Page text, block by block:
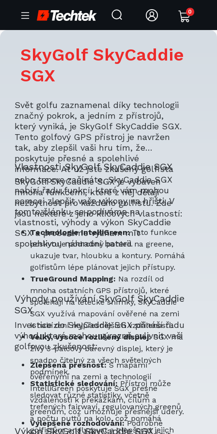
0
SkyGolf SkyCaddie
SGX
Svět golfu zaznamenal díky technologii
značný pokrok, a jedním z přístrojů,
který vyniká, je SkyGolf SkyCaddie SGX.
Tento golfový GPS přístroj je navržen
tak, aby zlepšil vaši hru tím, že
poskytuje přesné a spolehlivé
informace. Ať už jste zkušený golfista
nebo teprve začínáte, SkyCaddie SGX
nabízí řadu funkcí, které vám mohou
pomoci zlepšit vaše výkony na hřišti. V
tomto článku se podíváme na
vlastnosti, výhody a výkon SkyCaddie
SGX a probereme význam mít
spolehlivou náhradní baterii.
Vlastnosti SkyGolf SkyCaddie SGX
SkyGolf SkyCaddie SGX je vybaven
mnoha funkcemi, které z něj dělají
nezbytnost pro každého golfistu. Zde
jsou některé z jeho klíčových vlastností:
Technologie IntelliGreen:Tato funkce
poskytuje podrobný pohled na greene,
ukazuje tvar, hloubku a kontury. Pomáhá
golfistům lépe plánovat jejich přístupy.
TrueGround Mapping: Na rozdíl od
mnoha ostatních GPS přístrojů, které
spoléhají na letecké snímky, SkyCaddie
SGX využívá mapování ověřené na zemi
k nabízení nejpřesnějších vzdáleností.
Velký, vysoce rozlišený displej:SGX má
živý 3-palcový barevný displej, který je
snadno čitelný za všech světelných
podmínek.
Statistické sledování: Přístroj může
sledovat různé statistiky, včetně
trefených fairwayí, regulovaných greenů
a počtu puttů na kolo, což pomáhá
golfistům analyzovat a zlepšovat jejich
Výhody používání SkyGolf SkyCaddie
SGX
Investice do SkyCaddie SGX přináší řadu
výhod, které mohou výrazně ovlivnit vaši
golfovou zkušenost:
Zlepšená přesnost:S mapami
ověřenými na zemi a technologií
IntelliGreen poskytuje SGX přesné
vzdálenosti k překážkám, cílům a
greenům, což umožňuje přesnější údery.
Vylepšené rozhodování:Podrobné
Výkon SkyGolf SkyCaddie SGX